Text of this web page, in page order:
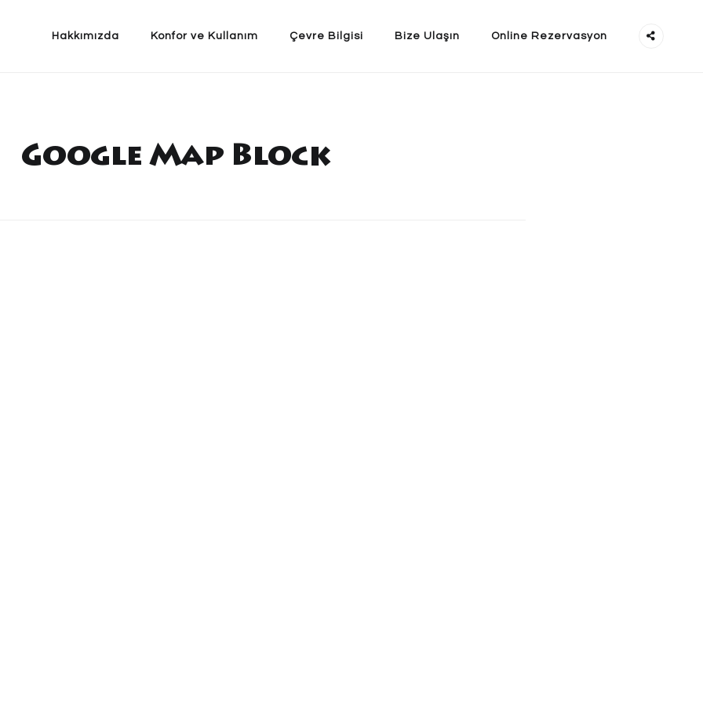
Hakkımızda Konfor ve Kullanım Çevre Bilgisi Bize Ulaşın Online Rezervasyon
Google Map Block